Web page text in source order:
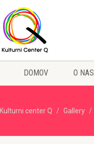
DOMOV O NAS
Kulturni center Q Gallery